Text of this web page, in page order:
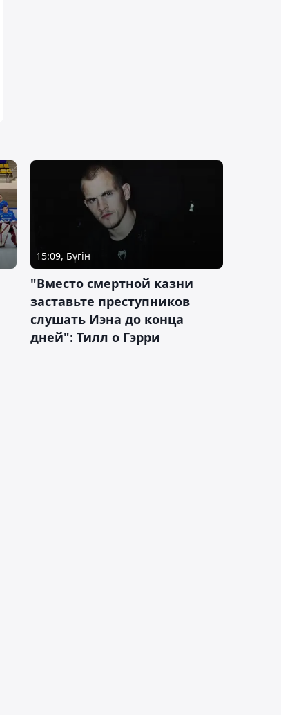
15:09, Бүгін
"Вместо смертной казни
заставьте преступников
слушать Иэна до конца
дней": Тилл о Гэрри